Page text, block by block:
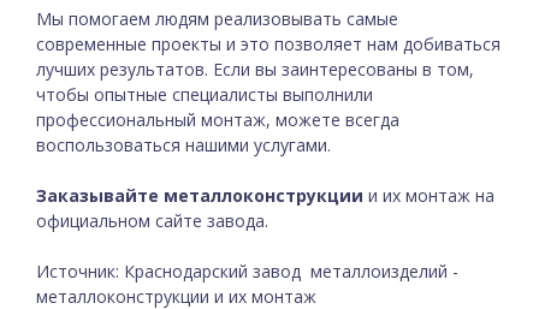
Мы помогаем людям реализовывать самые
современные проекты и это позволяет нам добиваться
лучших результатов. Если вы заинтересованы в том,
чтобы опытные специалисты выполнили
профессиональный монтаж, можете всегда
воспользоваться нашими услугами.
Заказывайте металлоконструкции и их монтаж на
официальном сайте завода.
Источник: Краснодарский завод металлоизделий -
металлоконструкции и их монтаж